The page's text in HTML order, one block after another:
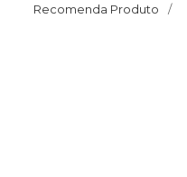
Recomenda Produto /